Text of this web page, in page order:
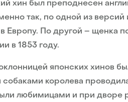
хин был преподнесен
так, по одной из
Европу. По другой – щенка
в 1853 году.
японских хинов
королева
любимицами и при дворе